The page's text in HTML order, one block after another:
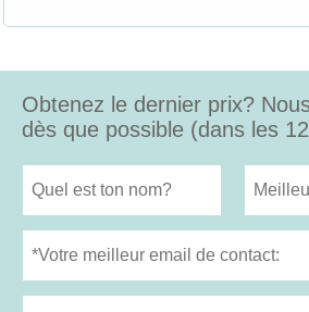
Obtenez le dernier prix?
dès que possible (dans les